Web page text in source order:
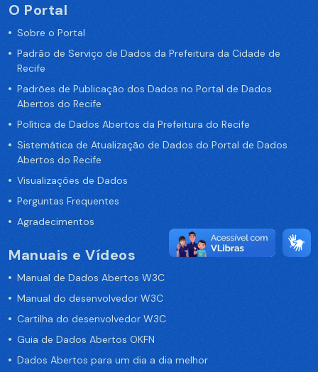
O Portal
Sobre o Portal
Padrão de Serviço de Dados da Prefeitura da Cidade de
Recife
Padrões de Publicação dos Dados no Portal de Dados
Abertos do Recife
Política de Dados Abertos da Prefeitura do Recife
Sistemática de Atualização de Dados do Portal de Dados
Abertos do Recife
Visualizações de Dados
Perguntas Frequentes
Agradecimentos
Manuais e Vídeos
Manual de Dados Abertos W3C
Manual do desenvolvedor W3C
Cartilha do desenvolvedor W3C
Guia de Dados Abertos OKFN
Dados Abertos para um dia a dia melhor